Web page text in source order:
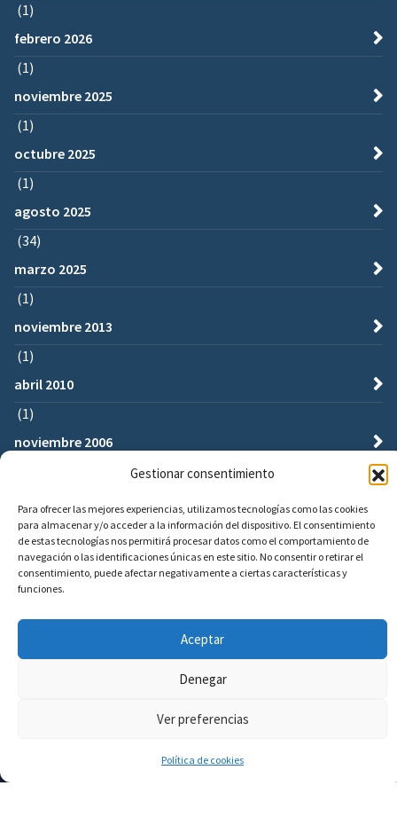
Gestionar consentimiento
Para ofrecer las mejores experiencias, utilizamos tecnologías como las cookies
para almacenar y/o acceder a la información del dispositivo. El consentimiento
de estas tecnologías nos permitirá procesar datos como el comportamiento de
navegación o las identificaciones únicas en este sitio. No consentir o retirar el
consentimiento, puede afectar negativamente a ciertas características y
funciones.
Aceptar
Denegar
Ver preferencias
Política de cookies
(1)
febrero 2026
(1)
noviembre 2025
(1)
octubre 2025
(1)
agosto 2025
(34)
marzo 2025
(1)
noviembre 2013
(1)
abril 2010
(1)
noviembre 2006
(1)
Busqueda